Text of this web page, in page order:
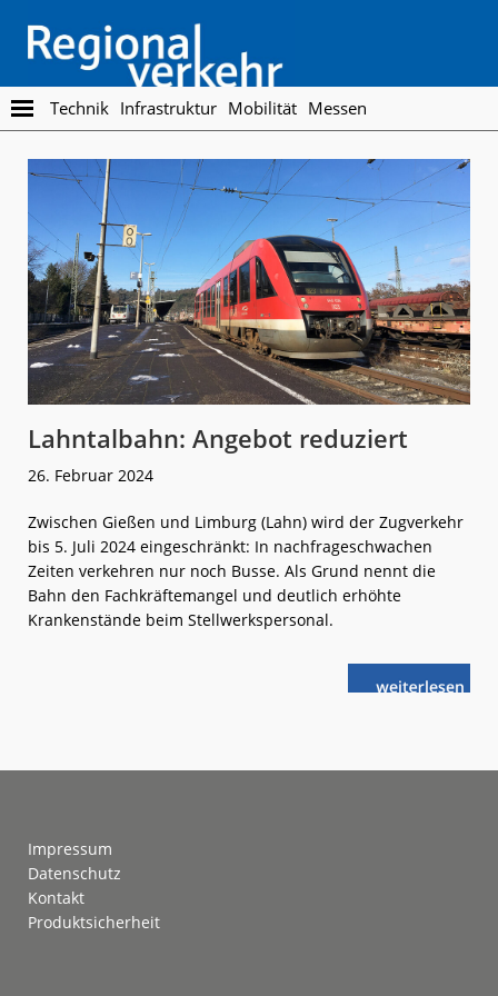
main
content
footer
Regionalverkehr
Die
Fachzeitschrift
den
Öffentlichen
Personennahverkehr
Technik Infrastruktur Mobilität Messen
Lahntalbahn: Angebot reduziert
26. Februar 2024
Zwischen Gießen und Limburg (Lahn) wird der Zugverkehr
bis 5. Juli 2024 eingeschränkt: In nachfrageschwachen
Zeiten verkehren nur noch Busse. Als Grund nennt die
Bahn den Fachkräftemangel und deutlich erhöhte
Krankenstände beim Stellwerkspersonal.
weiterlese
nLahntalbahn:
Impressum
Datenschutz
Kontakt
Produktsicherheit